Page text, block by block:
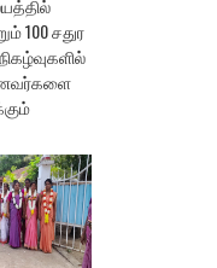
100 சதுர